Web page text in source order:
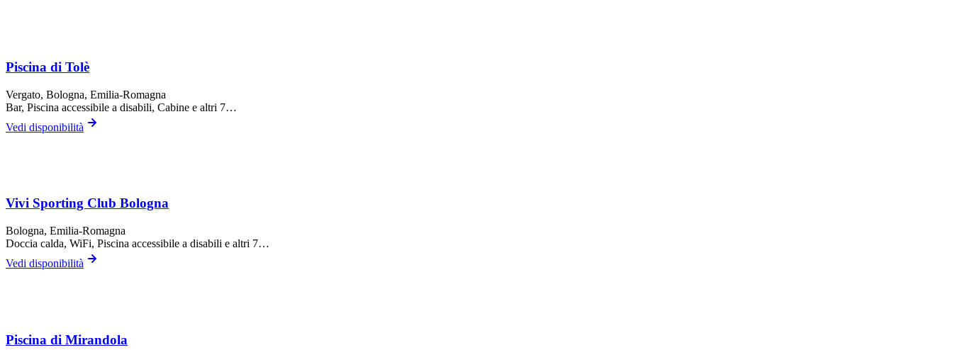
Piscina di Tolè
Vergato, Bologna, Emilia-Romagna
Bar, Piscina accessibile a disabili, Cabine e altri 7…
Vedi disponibilità
Vivi Sporting Club Bologna
Bologna, Emilia-Romagna
Doccia calda, WiFi, Piscina accessibile a disabili e altri 7…
Vedi disponibilità
Piscina di Mirandola